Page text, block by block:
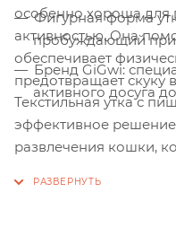
Фигурная форма
пробуждающий
Бренд GiGwi:
активного досуга
особенно хороша для
активностью. Она
обеспечивает
предотвращает скуку
Текстильная утка с
эффективное
развлечения кошки,